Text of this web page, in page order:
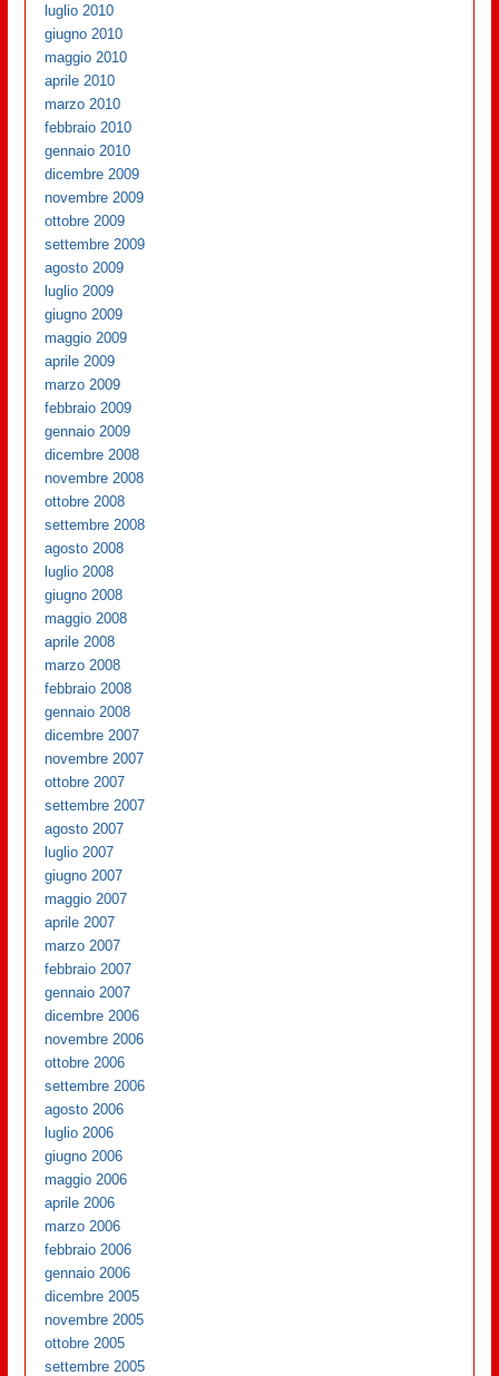
luglio 2010
giugno 2010
maggio 2010
aprile 2010
marzo 2010
febbraio 2010
gennaio 2010
dicembre 2009
novembre 2009
ottobre 2009
settembre 2009
agosto 2009
luglio 2009
giugno 2009
maggio 2009
aprile 2009
marzo 2009
febbraio 2009
gennaio 2009
dicembre 2008
novembre 2008
ottobre 2008
settembre 2008
agosto 2008
luglio 2008
giugno 2008
maggio 2008
aprile 2008
marzo 2008
febbraio 2008
gennaio 2008
dicembre 2007
novembre 2007
ottobre 2007
settembre 2007
agosto 2007
luglio 2007
giugno 2007
maggio 2007
aprile 2007
marzo 2007
febbraio 2007
gennaio 2007
dicembre 2006
novembre 2006
ottobre 2006
settembre 2006
agosto 2006
luglio 2006
giugno 2006
maggio 2006
aprile 2006
marzo 2006
febbraio 2006
gennaio 2006
dicembre 2005
novembre 2005
ottobre 2005
settembre 2005